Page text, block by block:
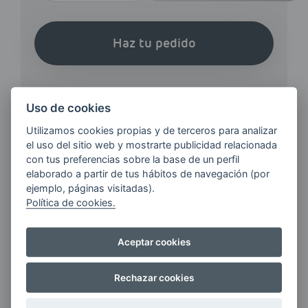
Haz tu pedido
¿QUIERES ESTAR AL DÍA DE
LAS
ÚLTIMAS NOVEDADES?
E-MAIL
Quiero recibir las últimas novedades de AVIA
Uso de cookies
Utilizamos cookies propias y de terceros para analizar
el uso del sitio web y mostrarte publicidad relacionada
con tus preferencias sobre la base de un perfil
elaborado a partir de tus hábitos de navegación (por
ejemplo, páginas visitadas).
Política de cookies.
Aceptar cookies
Rechazar cookies